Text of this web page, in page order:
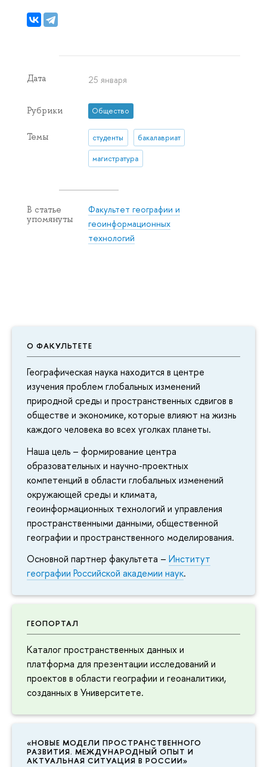
О ФАКУЛЬТЕТЕ
Географическая наука находится в центре
изучения проблем глобальных изменений
природной среды и пространственных сдвигов в
обществе и экономике, которые влияют на жизнь
каждого человека во всех уголках планеты.
Наша цель – формирование центра
образовательных и научно-проектных
компетенций в области глобальных изменений
окружающей среды и климата,
геоинформационных технологий и управления
пространственными данными, общественной
географии и пространственного моделирования.
Основной партнер факультета – Институт
географии Российской академии наук.
ГЕОПОРТАЛ
Каталог пространственных данных и
платформа для презентации исследований и
проектов в области географии и геоаналитики,
созданных в Университете.
«НОВЫЕ МОДЕЛИ ПРОСТРАНСТВЕННОГО
РАЗВИТИЯ. МЕЖДУНАРОДНЫЙ ОПЫТ И
АКТУАЛЬНАЯ СИТУАЦИЯ В РОССИИ»
Дата 25 января
Рубрики Общество
Темы студенты бакалавриат
магистратура
В статье
упомянуты
Факультет географии и
геоинформационных
технологий